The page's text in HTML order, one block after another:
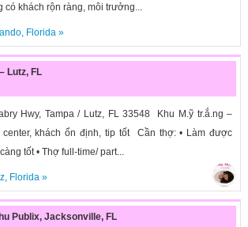
có khách rộn ràng, môi trưởng...
, Florida»
Lutz, FL
Hwy, Tampa / Lutz, FL 33548 Khu M.ỹ tr.ắ.ng –
center, khách ổn định, tip tốt Cần thợ: • Làm được
tốt • Thợ full-time/ part...
, Florida»
Publix, Jacksonville, FL